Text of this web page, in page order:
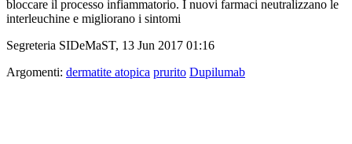
bloccare il processo infiammatorio. I nuovi farmaci neutralizzano le
interleuchine e migliorano i sintomi
Segreteria SIDeMaST, 13 Jun 2017 01:16
Argomenti: dermatite atopica prurito Dupilumab